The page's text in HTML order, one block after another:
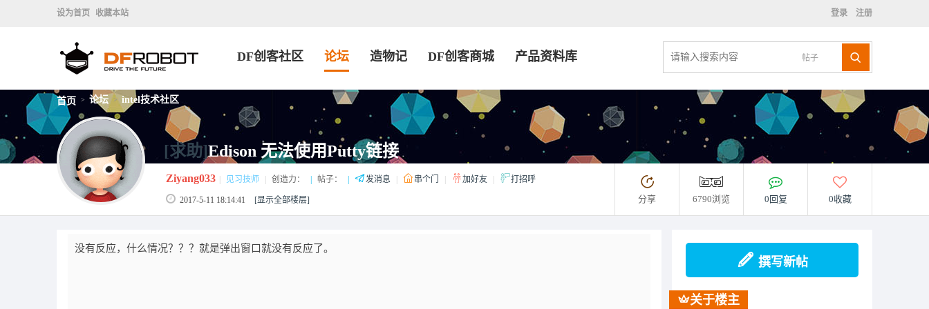
设为首页 收藏本站 登录 注册
帖子
DF创客社区 论坛 造物记 DF创客商城 产品资料库
首页 > 论坛 > intel技术社区
[求助]Edison 无法使用Putty链接
Ziyang033 见习技师 创造力： 帖子： 发消息 串个门 加好友 打招呼
2017-5-11 18:14:41 [显示全部楼层] 分享 6790浏览 0回复 0收藏
没有反应，什么情况？？？就是弹出窗口就没有反应了。
撰写新帖
关于楼主